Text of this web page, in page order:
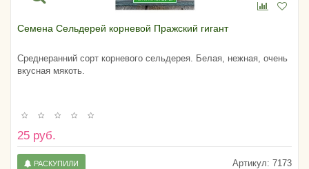
Семена Сельдерей корневой Пражский гигант
Среднеранний сорт корневого сельдерея. Белая, нежная, очень
вкусная мякоть.
25 руб.
Артикул: 7173
РАСКУПИЛИ